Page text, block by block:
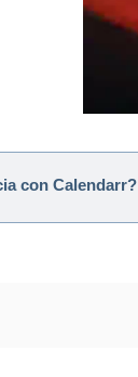
con Calendarr?